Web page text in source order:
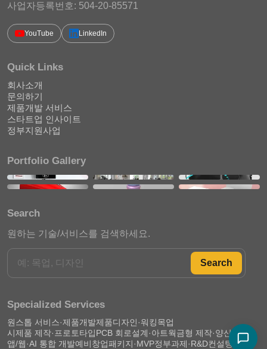
사업자등록번호: 504-20-85571
YouTube LinkedIn
Quick Links
회사소개
문의하기
제품개발 서비스
스타트업 인사이트
정부지원사업
Portfolio Gallery
Search
원하는 기술/서비스를 검색하세요.
Search
Specialized Services
원스톱 서비스·제품개발제품디자인·워킹목업
시제품 제작·프로토타입 PCB 회로설계·아트웍 금형 제작·양산 준비
앱/웹·AI 통합 개발예비창업패키지·MVP정부과제·R&D컨설팅